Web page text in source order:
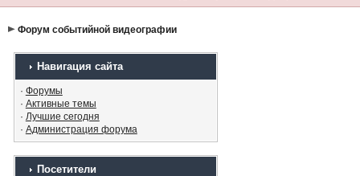
Форум событийной видеографии
Навигация сайта
· Форумы
· Активные темы
· Лучшие сегодня
· Администрация форума
Посетители